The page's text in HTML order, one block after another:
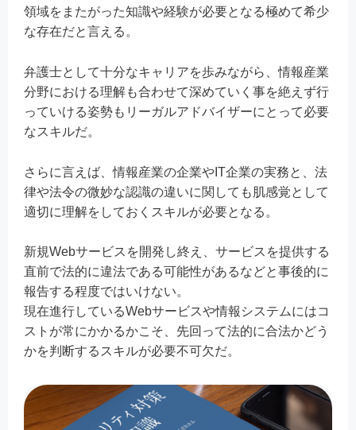
領域をまたがった知識や経験が必要となる極めて希少
な存在だと言える。
弁護士として十分なキャリアを歩みながら、情報産業
分野における理解も合わせて深めていく事を絶えず行
っていける姿勢もリーガルアドバイザーにとって必要
なスキルだ。
さらに言えば、情報産業の企業やIT企業の実務と、法
律や法令の微妙な認識の違いに関しても肌感覚として
適切に理解をしておくスキルが必要となる。
新規Webサービスを開発し終え、サービスを提供する
直前で法的に違法である可能性があるなどと事後的に
報告する程度ではいけない。
現在進行しているWebサービスや情報システムにはコ
ストが常にかかるかこそ、先回って法的に合法かどう
かを判断するスキルが必要不可欠だ。